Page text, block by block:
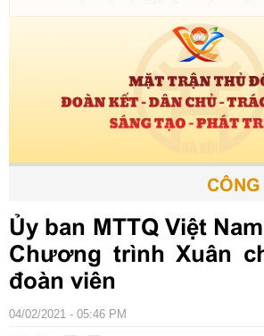
CÔNG
Ủy ban MTTQ Việt
Chương trình Xuân
đoàn viên
04/02/2021 - 05:46 PM